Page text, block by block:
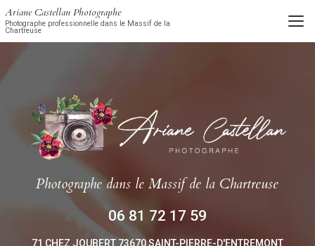
au
contenu
Ariane Castellan Photographe
Photographe professionnelle dans le Massif de la
Chartreuse
Photographedans le Massif de la Chartreuse
06 81 72 17 59
71 CHEZ JOUBERT 73670 SAINT-PIERRE-D'ENTREMONT